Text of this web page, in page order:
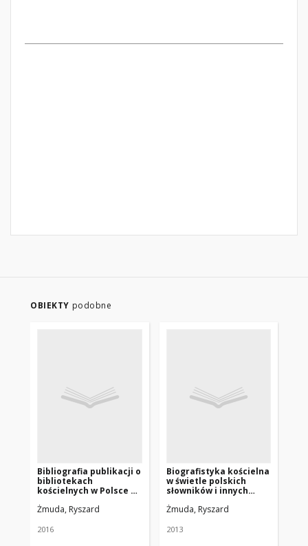
OBIEKTY podobne
Bibliografia publikacji o
bibliotekach
kościelnych w Polsce za
Żmuda, Ryszard
2016
Biografistyka kościelna
w świetle polskich
słowników i innych
Żmuda, Ryszard
2013